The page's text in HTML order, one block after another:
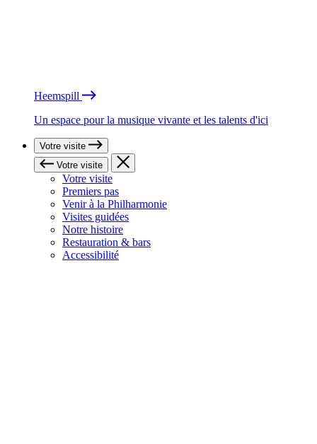
Heemspill
Un espace pour la musique vivante et les talents d'ici
Votre visite
Votre visite
Votre visite
Premiers pas
Venir à la Philharmonie
Visites guidées
Notre histoire
Restauration & bars
Accessibilité